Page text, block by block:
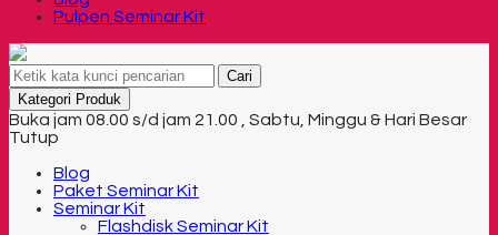
Pulpen Seminar Kit
Cari
Kategori Produk
Buka jam 08.00 s/d jam 21.00 , Sabtu, Minggu & Hari Besar
Tutup
Blog
Paket Seminar Kit
Seminar Kit
Flashdisk Seminar Kit